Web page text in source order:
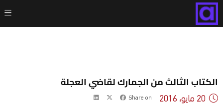
الكتاب الثالث من الجمارك لقاضي العجلة
Share on